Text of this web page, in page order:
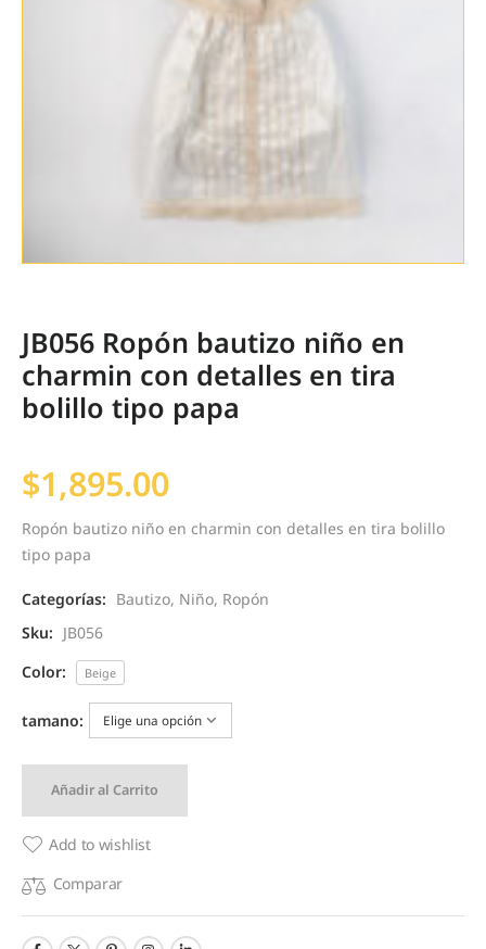
JB056 Ropón bautizo niño en
charmin con detalles en tira
bolillo tipo papa
$1,895.00
Ropón bautizo niño en charmin con detalles en tira bolillo
tipo papa
Categorías: Bautizo, Niño, Ropón
Sku: JB056
Color:
Beige
tamano:
Añadir al Carrito
Add to wishlist
Comparar